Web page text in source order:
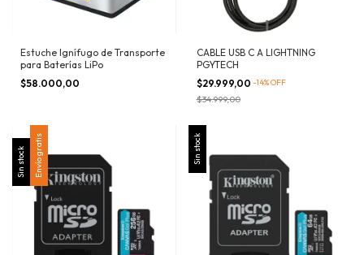
Estuche Ignífugo de Transporte
para Baterías LiPo
$58.000,00
CABLE USB C A LIGHTNING
PGYTECH
$29.999,00 -14%OFF
$34.999,00
Sin stock Envío gratis Sin stock